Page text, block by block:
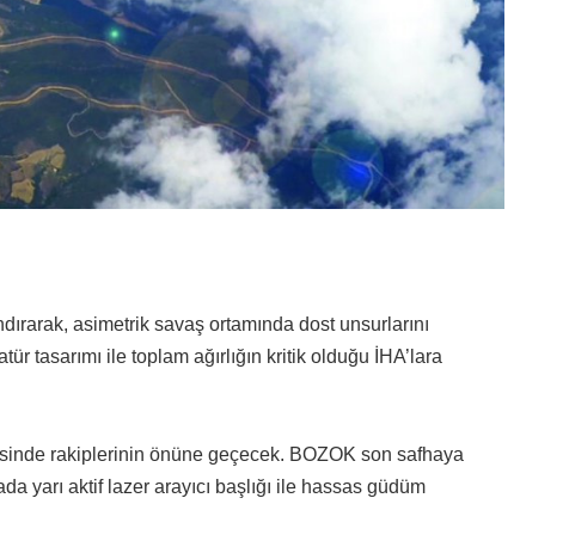
asimetrik savaş ortamında dost unsurlarını
tasarımı ile toplam ağırlığın kritik olduğu İHA’lara
rakiplerinin önüne geçecek. BOZOK son safhaya
yarı aktif lazer arayıcı başlığı ile hassas güdüm